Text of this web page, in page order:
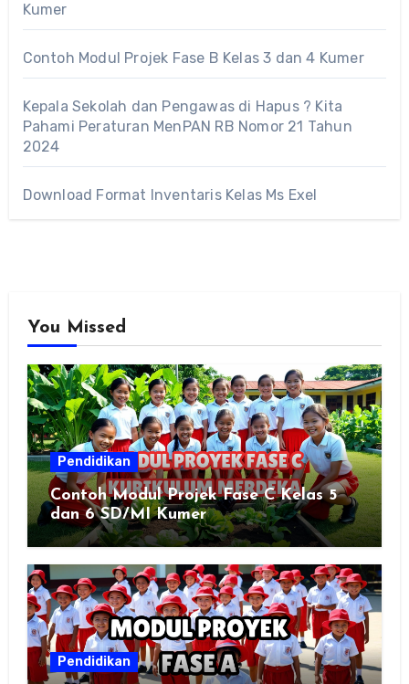
Kumer
Contoh Modul Projek Fase B Kelas 3 dan 4 Kumer
Kepala Sekolah dan Pengawas di Hapus ? Kita
Pahami Peraturan MenPAN RB Nomor 21 Tahun
2024
Download Format Inventaris Kelas Ms Exel
You Missed
Pendidikan
Contoh Modul Projek Fase C Kelas 5
dan 6 SD/MI Kumer
Pendidikan